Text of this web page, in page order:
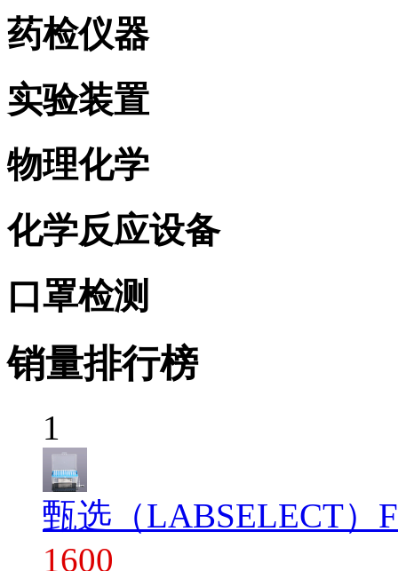
药检仪器
实验装置
物理化学
化学反应设备
口罩检测
销量排行榜
1
甄选（LABSELECT）
1600